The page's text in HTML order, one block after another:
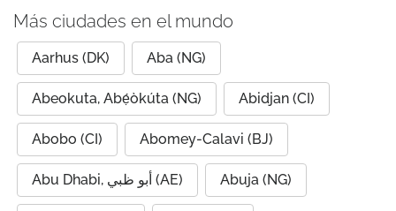
Más ciudades en el mundo
Aarhus (DK) Aba (NG)
Abeokuta, Abẹ́òkúta (NG) Abidjan (CI)
Abobo (CI) Abomey-Calavi (BJ)
Abu Dhabi, أبو ظبي (AE) Abuja (NG)